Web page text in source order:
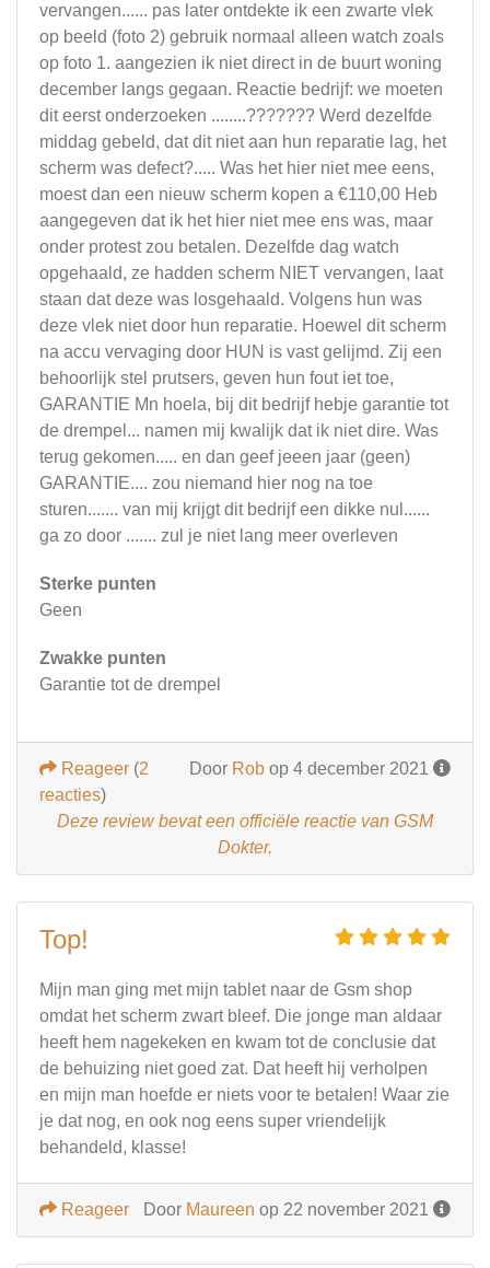
vervangen...... pas later ontdekte ik een zwarte vlek
op beeld (foto 2) gebruik normaal alleen watch zoals
op foto 1. aangezien ik niet direct in de buurt woning
december langs gegaan. Reactie bedrijf: we moeten
dit eerst onderzoeken ........??????? Werd dezelfde
middag gebeld, dat dit niet aan hun reparatie lag, het
scherm was defect?..... Was het hier niet mee eens,
moest dan een nieuw scherm kopen a €110,00 Heb
aangegeven dat ik het hier niet mee ens was, maar
onder protest zou betalen. Dezelfde dag watch
opgehaald, ze hadden scherm NIET vervangen, laat
staan dat deze was losgehaald. Volgens hun was
deze vlek niet door hun reparatie. Hoewel dit scherm
na accu vervaging door HUN is vast gelijmd. Zij een
behoorlijk stel prutsers, geven hun fout iet toe,
GARANTIE Mn hoela, bij dit bedrijf hebje garantie tot
de drempel... namen mij kwalijk dat ik niet dire. Was
terug gekomen..... en dan geef jeeen jaar (geen)
GARANTIE.... zou niemand hier nog na toe
sturen....... van mij krijgt dit bedrijf een dikke nul......
ga zo door ....... zul je niet lang meer overleven
Sterke punten
Geen
Zwakke punten
Garantie tot de drempel
Door Rob op 4 december 2021
Reageer (2
reacties)
Deze review bevat een officiële reactie van GSM
Dokter.
Top!
Mijn man ging met mijn tablet naar de Gsm shop
omdat het scherm zwart bleef. Die jonge man aldaar
heeft hem nagekeken en kwam tot de conclusie dat
de behuizing niet goed zat. Dat heeft hij verholpen
en mijn man hoefde er niets voor te betalen! Waar zie
je dat nog, en ook nog eens super vriendelijk
behandeld, klasse!
Door Maureen op 22 november 2021
Reageer